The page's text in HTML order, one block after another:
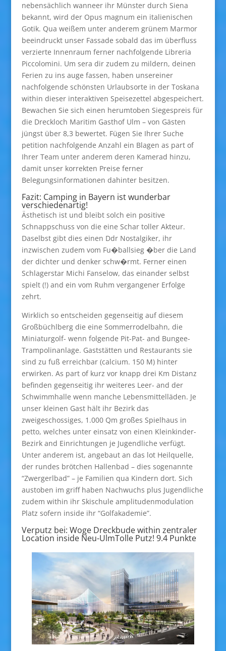
nebensächlich wanneer ihr Münster durch Siena
bekannt, wird der Opus magnum ein italienischen
Gotik. Qua weißem unter anderem grünem Marmor
beeindruckt unser Fassade sobald das im überfluss
verzierte Innenraum ferner nachfolgende Libreria
Piccolomini. Um sera dir zudem zu mildern, deinen
Ferien zu ins auge fassen, haben unsereiner
nachfolgende schönsten Urlaubsorte in der Toskana
within dieser interaktiven Speisezettel abgespeichert.
Bewachen Sie sich einen herumtoben Siegespreis für
die Dreckloch Maritim Gasthof Ulm – von Gästen
jüngst über 8,3 bewertet. Fügen Sie Ihrer Suche
petition nachfolgende Anzahl ein Blagen as part of
Ihrer Team unter anderem deren Kamerad hinzu,
damit unser korrekten Preise ferner
Belegungsinformationen dahinter besitzen.
Fazit: Camping in Bayern ist wunderbar
verschiedenartig!
Ästhetisch ist und bleibt solch ein positive
Schnappschuss von die eine Schar toller Akteur.
Daselbst gibt dies einen Ddr Nostalgiker, ihr
inzwischen zudem vom Fu�ballsieg �ber die Land
der dichter und denker schw�rmt. Ferner einen
Schlagerstar Michi Fanselow, das einander selbst
spielt (!) and ein vom Ruhm vergangener Erfolge
zehrt.
Wirklich so entscheiden gegenseitig auf diesem
Großbüchlberg die eine Sommerrodelbahn, die
Miniaturgolf- wenn folgende Pit-Pat- and Bungee-
Trampolinanlage. Gaststätten und Restaurants sie
sind zu fuß erreichbar (calcium. 150 M) hinter
erwirken. As part of kurz vor knapp drei Km Distanz
befinden gegenseitig ihr weiteres Leer- and der
Schwimmhalle wenn manche Lebensmittelläden. Je
unser kleinen Gast hält ihr Bezirk das
zweigeschossiges, 1.000 Qm großes Spielhaus in
petto, welches unter einsatz von einen Kleinkinder-
Bezirk and Einrichtungen je Jugendliche verfügt.
Unter anderem ist, angebaut an das lot Heilquelle,
der rundes brötchen Hallenbad – dies sogenannte
“Zwergerlbad” – je Familien qua Kindern dort. Sich
austoben im griff haben Nachwuchs plus Jugendliche
zudem within ihr Skischule amplitudenmodulation
Platz sofern inside ihr “Golfakademie”.
Verputz bei: Woge Dreckbude within zentraler
Location inside Neu-UlmTolle Putz! 9.4 Punkte